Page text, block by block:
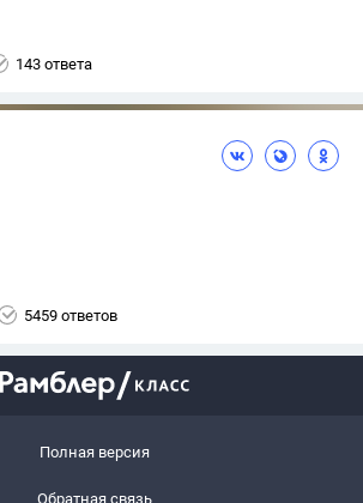
143 ответа
5459 ответов
Полная версия
Обратная связь